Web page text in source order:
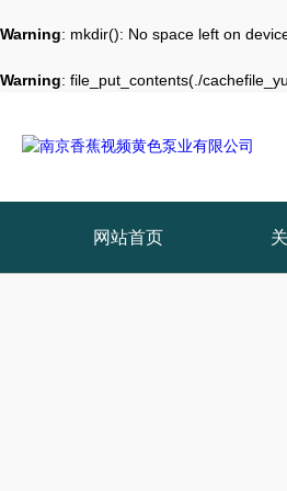
Warning: mkdir(): No space left on
Warning: file_put_contents(./
网站首页